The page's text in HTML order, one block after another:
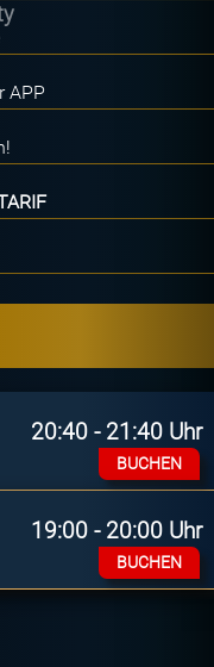
APP
20:40 - 21:40 Uhr
BUCHEN
19:00 - 20:00 Uhr
BUCHEN